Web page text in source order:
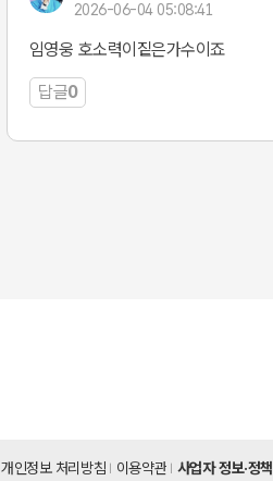
2026-06-04 05:08:41
임영웅 호소력이짙은가수이죠
답글0
개인정보 처리방침 이용약관 사업자 정보·정책